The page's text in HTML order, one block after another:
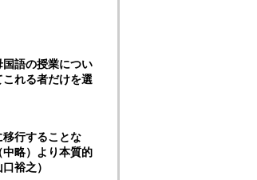
語の授業につい
れる者だけを選
移行することな
略）より本質的
裕之）